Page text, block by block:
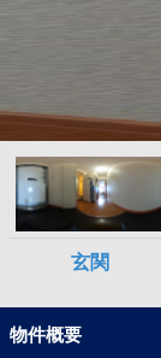
物件概要